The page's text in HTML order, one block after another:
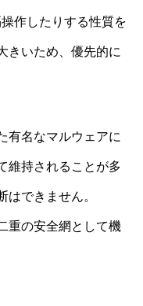
作したりする性質を
きいため、優先的に
有名なマルウェアに
維持されることが多
はできません。
重の安全網として機